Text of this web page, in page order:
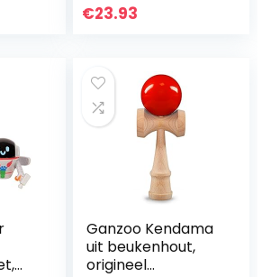
(gesorteerde
€23.93
Ganzoo Kendama
uit beukenhout,
origineel